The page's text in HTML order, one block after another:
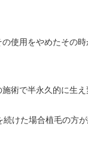
使用をやめたその
術で半永久的に生え
けた場合植毛の方